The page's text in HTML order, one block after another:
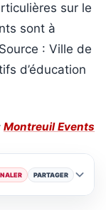
sur le
sont à
: Ville de
d’éducation
Montreuil Events
PARTAGER